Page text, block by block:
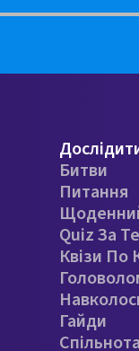
Битви
Питання
Quiz За
Квізи По
Гайди
Спільнота